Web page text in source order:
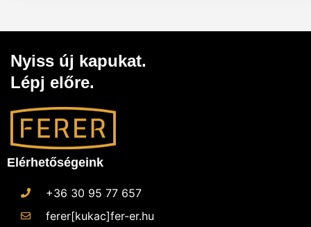
Nyiss új kapukat.
Lépj előre.
Elérhetőségeink
+36 30 95 77 657
ferer[kukac]fer-er.hu